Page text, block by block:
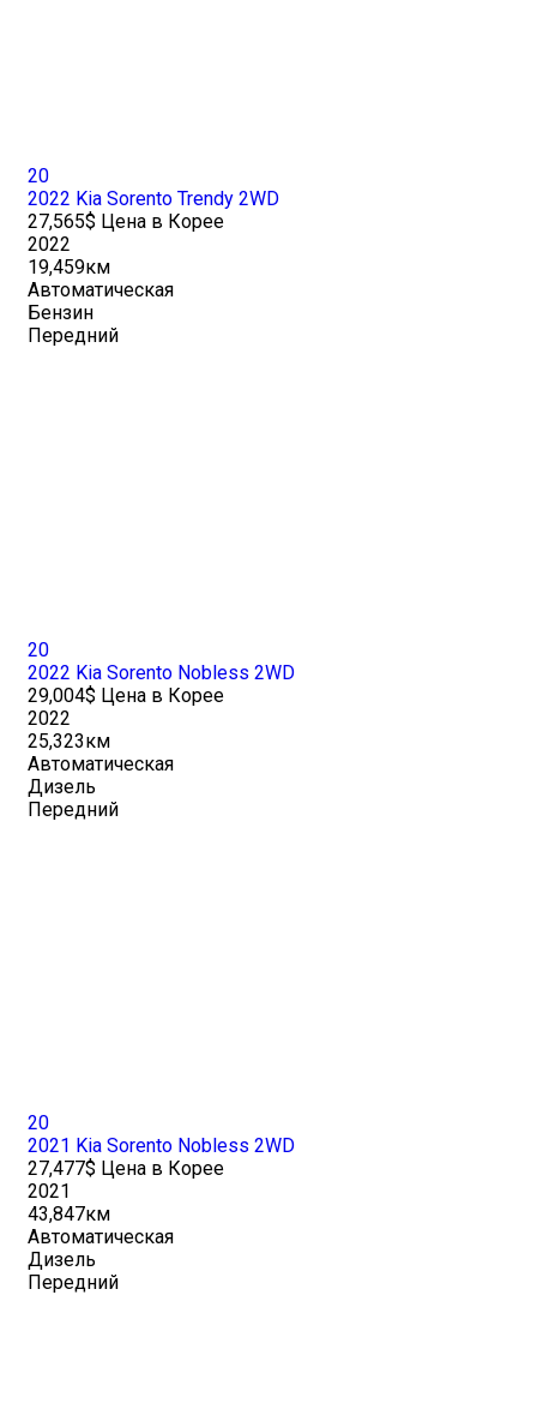
20
2022 Kia Sorento Trendy 2WD
27,565$ Цена в Корее
2022
19,459км
Автоматическая
Бензин
Передний
20
2022 Kia Sorento Nobless 2WD
29,004$ Цена в Корее
2022
25,323км
Автоматическая
Дизель
Передний
20
2021 Kia Sorento Nobless 2WD
27,477$ Цена в Корее
2021
43,847км
Автоматическая
Дизель
Передний